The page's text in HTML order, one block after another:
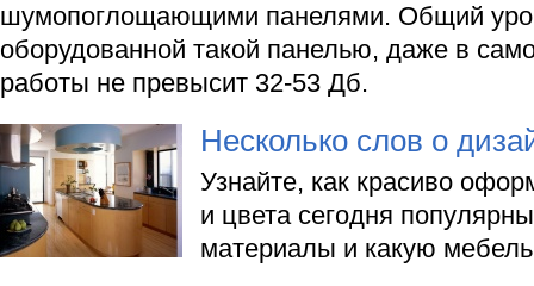
шумопоглощающими панелями. Общий
оборудованной такой панелью, даже в
работы не превысит 32-53 Дб.
Несколько слов о
Узнайте, как красиво
и цвета сегодня
материалы и какую